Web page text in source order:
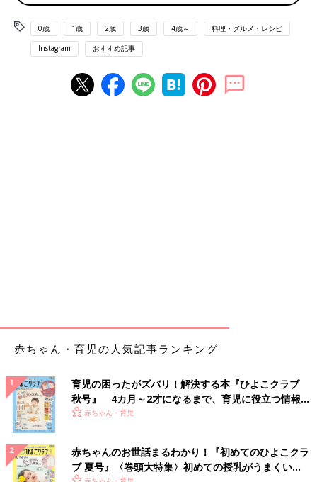
れうさんがお昼ご飯に食べたのは「いちごカスタード」。パンは
ふわふわ、いちごは程よい酸味があり美味しかったそうです。カ
スタードクリームもいちごに合いそうですね。
抹茶といちごが美味しい！「いちごミルク」
出典：Instagramアカウント「may216」
紗月010さんが購入したのは抹茶入り食パンを使用し、いちごが
性が良くて美味しかったそうです。
0歳 1歳 2歳 3歳 4歳～ 料理・グルメ・レシピ
Instagram おすすめ記事
赤ちゃん・育児の人気記事ランキング
育児の困ったがズバリ！解決する本『ひよこクラブ
秋号』 4カ月～2才になるまで、育児に役立つ情報が
いっぱい！
赤ちゃん・育児
赤ちゃんのお世話まるわかり！『初めてのひよこクラ
ブ 夏号』〈巻頭大特集〉初めての授乳がうまくい